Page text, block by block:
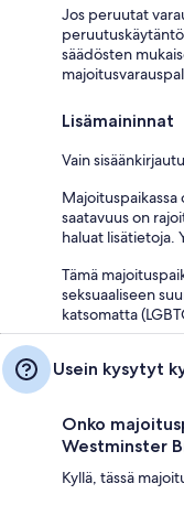
Jos peruutat
säädösten
Lisämaininnat
Vain
saatavuus on
haluat lisätietoja.
Tämä
seksuaaliseen
katsomatta
Usein kysytyt
Onko
Westminster
Kyllä, tässä